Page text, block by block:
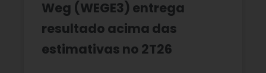
Weg (WEGE3) entrega
resultado acima das
estimativas no 2T26